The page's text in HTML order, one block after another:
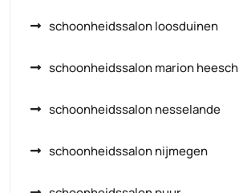
schoonheidssalon loosduinen
schoonheidssalon marion heesch
schoonheidssalon nesselande
schoonheidssalon nijmegen